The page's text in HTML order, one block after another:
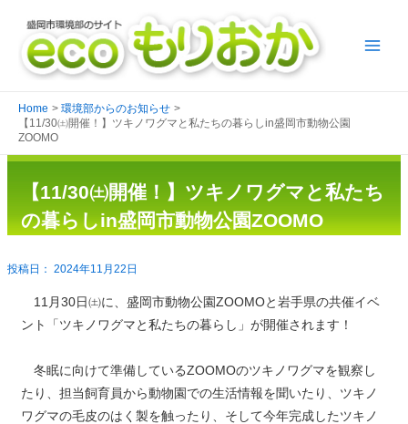
Home
環境部からのお知らせ
【11/30㈯開催！】ツキノワグマと私たちの暮らしin盛岡市動物公園
ZOOMO
【11/30㈯開催！】ツキノワグマと私たち
の暮らしin盛岡市動物公園ZOOMO
2024年11月22日
11月30日㈯に、盛岡市動物公園ZOOMOと岩手県の共催イベ
ント「ツキノワグマと私たちの暮らし」が開催されます！
冬眠に向けて準備しているZOOMOのツキノワグマを観察し
たり、担当飼育員から動物園での生活情報を聞いたり、ツキノ
ワグマの毛皮のはく製を触ったり、そして今年完成したツキノ